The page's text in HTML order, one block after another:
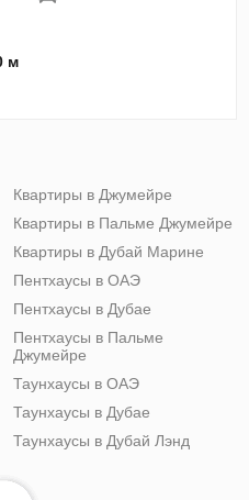
м
Квартиры в Джумейре
Квартиры в Пальме Джумейре
Квартиры в Дубай Марине
Пентхаусы в ОАЭ
Пентхаусы в Дубае
Пентхаусы в Пальме
Джумейре
Таунхаусы в ОАЭ
Таунхаусы в Дубае
Таунхаусы в Дубай Лэнд